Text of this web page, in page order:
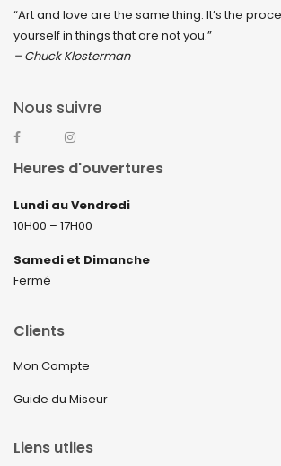
“Art and love are the same thing: It’s the
yourself in things that are not you.”
– Chuck Klosterman
Nous suivre
Heures d'ouvertures
Lundi au Vendredi
10H00 – 17H00
Samedi et Dimanche
Fermé
Clients
Mon Compte
Guide du Miseur
Liens utiles